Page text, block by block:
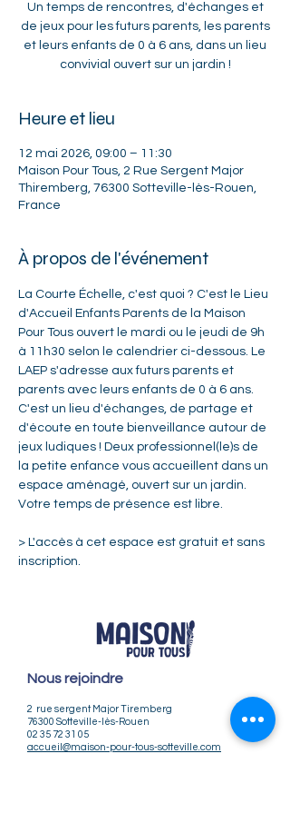
Un temps de rencontres, d'échanges et
de jeux pour les futurs parents, les parents
et leurs enfants de 0 à 6 ans, dans un lieu
convivial ouvert sur un jardin !
Heure et lieu
12 mai 2026, 09:00 – 11:30
Maison Pour Tous, 2 Rue Sergent Major
Thiremberg, 76300 Sotteville-lès-Rouen,
France
À propos de l'événement
La Courte Échelle, c'est quoi ? C'est le Lieu
d'Accueil Enfants Parents de la Maison
Pour Tous ouvert le mardi ou le jeudi de 9h
à 11h30 selon le calendrier ci-dessous. Le
LAEP s'adresse aux futurs parents et
parents avec leurs enfants de 0 à 6 ans.
C'est un lieu d'échanges, de partage et
d'écoute en toute bienveillance autour de
jeux ludiques ! Deux professionnel(le)s de
la petite enfance vous accueillent dans un
espace aménagé, ouvert sur un jardin.
Votre temps de présence est libre.
> L'accès à cet espace est gratuit et sans
inscription.
Nous rejoindre
2 rue sergent Major Tiremberg
76300 Sotteville-lès-Rouen
02 35 72 31 05
accueil@maison-pour-tous-sotteville.com